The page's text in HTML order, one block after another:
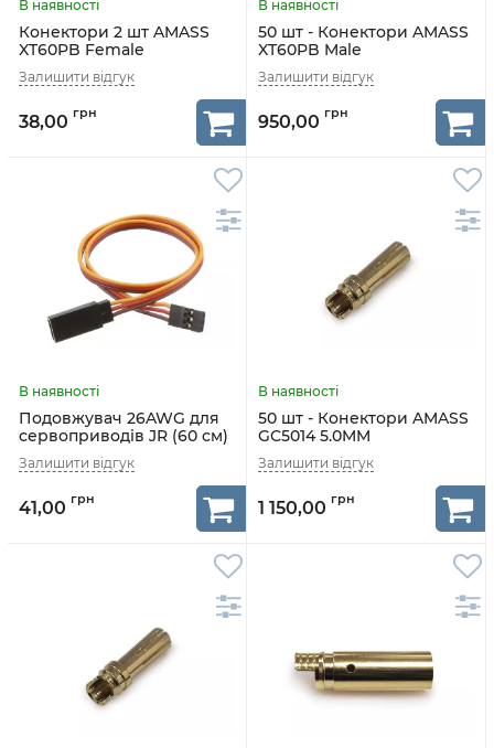
Конектори 2 шт AMASS
XT60PB Female
38,00
50 шт - Конектори AMASS
XT60PB Male
950,00
Подовжувач 26AWG для
сервоприводів JR (60 см)
41,00
50 шт - Конектори AMASS
GC5014 5.0MM
1 150,00